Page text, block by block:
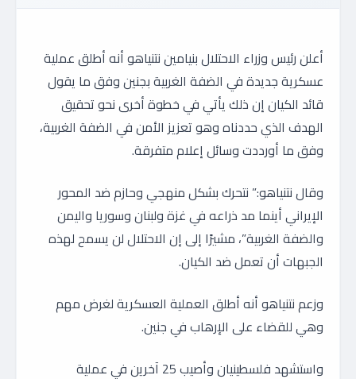
أعلن رئيس وزراء الاحتلال بنيامين نتنياهو أنه أطلق عملية
عسكرية جديدة في الضفة الغربية بجنين وفق ما يقول
قائد الكيان إن ذلك يأتي في خطوة أخرى نحو تحقيق
الهدف الذي حددناه وهو تعزيز الأمن في الضفة الغربية،
وفق ما أورددت وسائل إعلام متفرقة.
وقال نتنياهو:” نتحرك بشكل منهجي وحازم ضد المحور
الإيراني أينما مد ذراعه في غزة ولبنان وسوريا واليمن
والضفة الغربية”، مشيرًا إلى إن الاحتلال لن يسمح لهذه
الجبهات أن تعمل ضد الكيان.
وزعم نتنياهو أنه أطلق العملية العسكرية لغرض مهم
وهي للقضاء على الإرهاب في جنين.
واستشهد فلسطينيان وأصيب 25 آخرين في عملية